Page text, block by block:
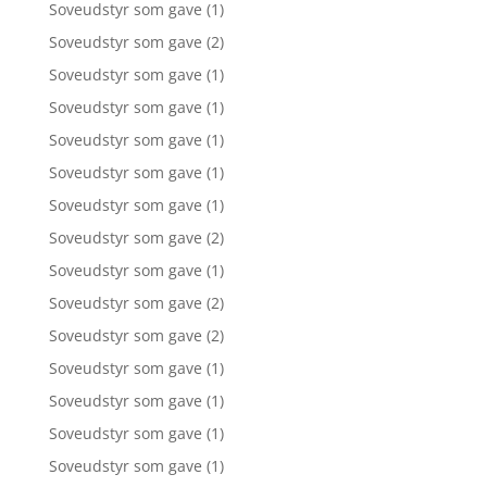
Soveudstyr som gave (1)
Soveudstyr som gave (2)
Soveudstyr som gave (1)
Soveudstyr som gave (1)
Soveudstyr som gave (1)
Soveudstyr som gave (1)
Soveudstyr som gave (1)
Soveudstyr som gave (2)
Soveudstyr som gave (1)
Soveudstyr som gave (2)
Soveudstyr som gave (2)
Soveudstyr som gave (1)
Soveudstyr som gave (1)
Soveudstyr som gave (1)
Soveudstyr som gave (1)